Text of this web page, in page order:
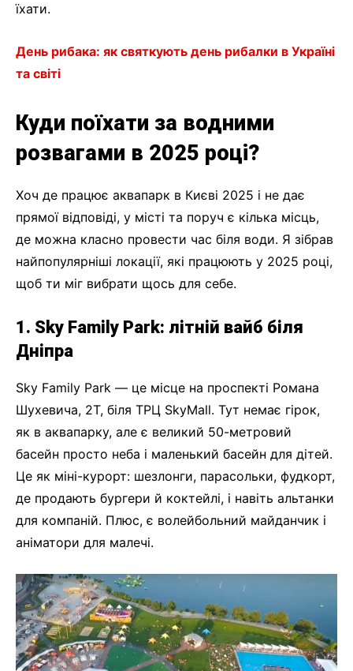
їхати.
День рибака: як святкують день рибалки в Україні
та світі
Куди поїхати за водними
розвагами в 2025 році?
Хоч де працює аквапарк в Києві 2025 і не дає
прямої відповіді, у місті та поруч є кілька місць,
де можна класно провести час біля води. Я зібрав
найпопулярніші локації, які працюють у 2025 році,
щоб ти міг вибрати щось для себе.
1. Sky Family Park: літній вайб біля
Дніпра
Sky Family Park — це місце на проспекті Романа
Шухевича, 2Т, біля ТРЦ SkyMall. Тут немає гірок,
як в аквапарку, але є великий 50-метровий
басейн просто неба і маленький басейн для дітей.
Це як міні-курорт: шезлонги, парасольки, фудкорт,
де продають бургери й коктейлі, і навіть альтанки
для компаній. Плюс, є волейбольний майданчик і
аніматори для малечі.